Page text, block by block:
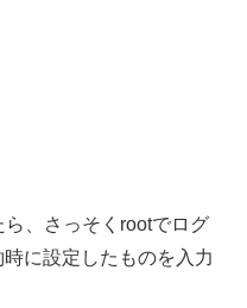
、さっそくrootでログ
に設定したものを入力